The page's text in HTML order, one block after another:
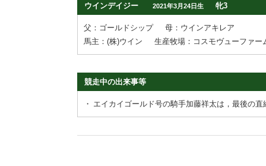
ウインデイジー
2021年3月24日生 牝3
父：ゴールドシップ
母：ウインアキレア
馬主：(株)ウイン
生産牧場：コスモヴューファー
競走中の出来事等
・ エイカイゴールド号の騎手加藤祥太は，最後の